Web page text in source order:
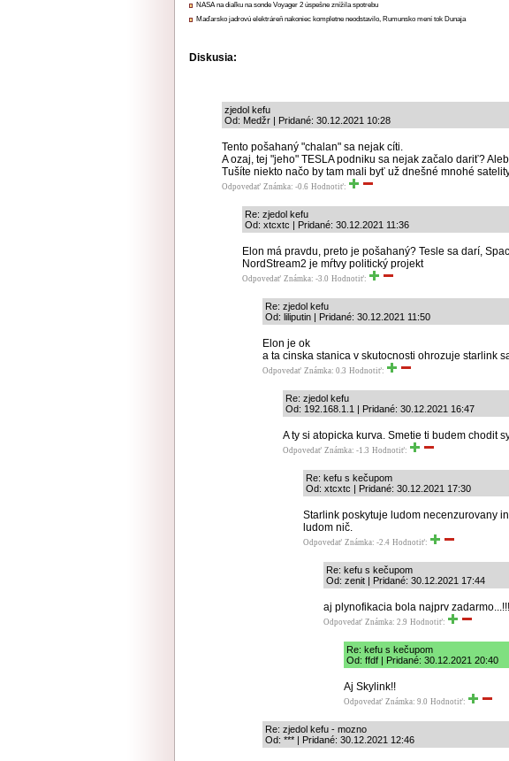
NASA na diaľku na sonde Voyager 2 úspešne znížila spotrebu
Maďarsko jadrovú elektráreň nakoniec kompletne neodstavilo, Rumunsko mení tok Dunaja
Diskusia:
zjedol kefu
Od: Medžr | Pridané: 30.12.2021 10:28
Tento pošahaný "chalan" sa nejak cíti.
A ozaj, tej "jeho" TESLA podniku sa nejak začalo dariť?
Tušíte niekto načo by tam mali byť už dnešné mnohé
Odpovedať Známka: -0.6 Hodnotiť:
Re: zjedol kefu
Od: xtcxtc | Pridané: 30.12.2021 11:36
Elon má pravdu, preto je pošahaný? Tesle sa darí,
NordStream2 je mŕtvy politický projekt
Odpovedať Známka: -3.0 Hodnotiť:
Re: zjedol kefu
Od: liliputin | Pridané: 30.12.2021 11:50
Elon je ok
a ta cinska stanica v skutocnosti ohrozuje starlink
Odpovedať Známka: 0.3 Hodnotiť:
Re: zjedol kefu
Od: 192.168.1.1 | Pridané: 30.12.2021 16:47
A ty si atopicka kurva. Smetie ti budem chodit
Odpovedať Známka: -1.3 Hodnotiť:
Re: kefu s kečupom
Od: xtcxtc | Pridané: 30.12.2021 17:30
Starlink poskytuje ludom necenzurovany
ludom nič.
Odpovedať Známka: -2.4 Hodnotiť:
Re: kefu s kečupom
Od: zenit | Pridané: 30.12.2021 17:44
aj plynofikacia bola najprv
Odpovedať Známka: 2.9 Hodnotiť:
Re: kefu s kečupom
Od: ffdf | Pridané: 30.12.2021 20:40
Aj Skylink!!
Odpovedať Známka: 9.0 Hodnotiť:
Re: zjedol kefu - mozno
Od: *** | Pridané: 30.12.2021 12:46